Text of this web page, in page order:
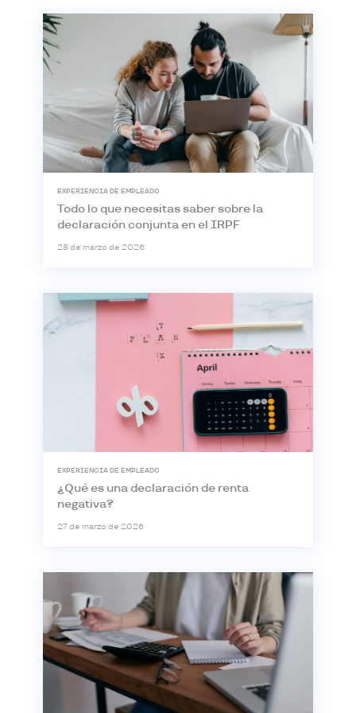
EXPERIENCIA DE EMPLEADO
Todo lo que necesitas saber sobre la
declaración conjunta en el IRPF
28 de marzo de 2026
EXPERIENCIA DE EMPLEADO
¿Qué es una declaración de renta
negativa?
27 de marzo de 2026